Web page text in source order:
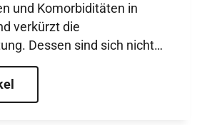
und Komorbiditäten in
verkürzt die
Dessen sind sich nicht
Fachkräfte, sondern auch
bewusst. Dennoch ist
Thema in den